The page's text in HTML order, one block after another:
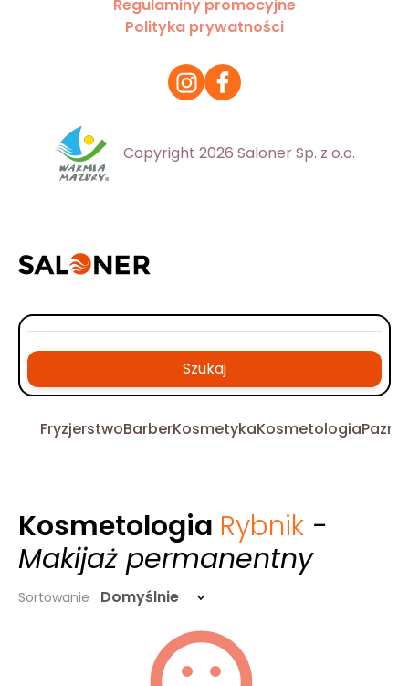
Regulaminy promocyjne
Polityka prywatności
Copyright 2026 Saloner Sp. z o.o.
Szukaj
FryzjerstwoBarberKosmetykaKosmetologia
Kosmetologia Rybnik -
Makijaż permanentny
Sortowanie Domyślnie